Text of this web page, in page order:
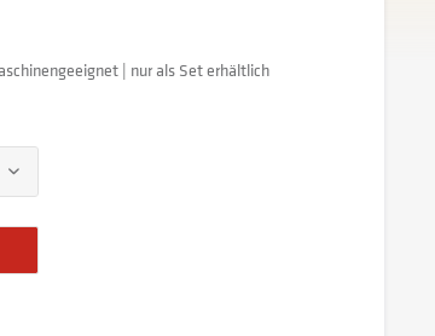
| nur als Set erhältlich